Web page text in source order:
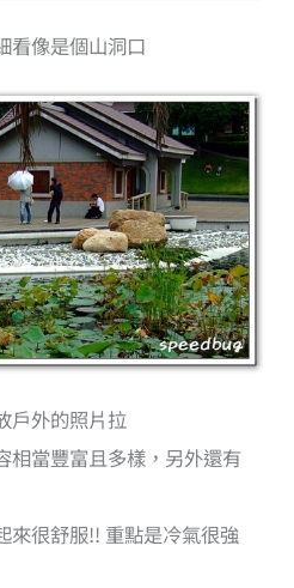
看像是個山洞口
戶外的照片拉
相當豐富且多樣，另外還有
來很舒服!! 重點是冷氣很強